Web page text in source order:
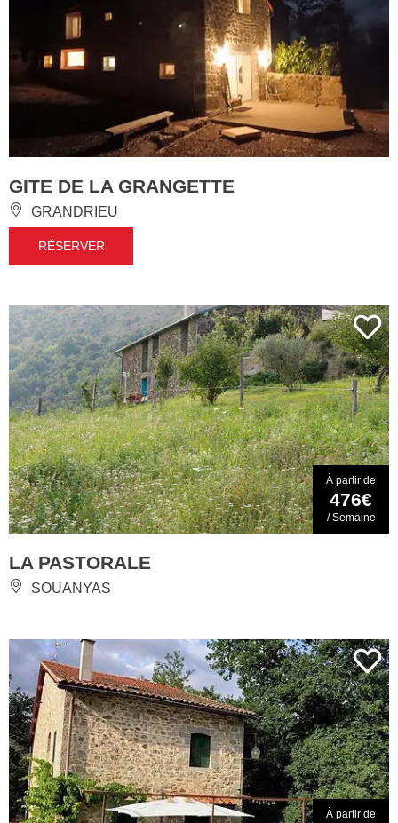
GITE DE LA GRANGETTE
GRANDRIEU
RÉSERVER
À partir de
476€
/ Semaine
LA PASTORALE
SOUANYAS
À partir de